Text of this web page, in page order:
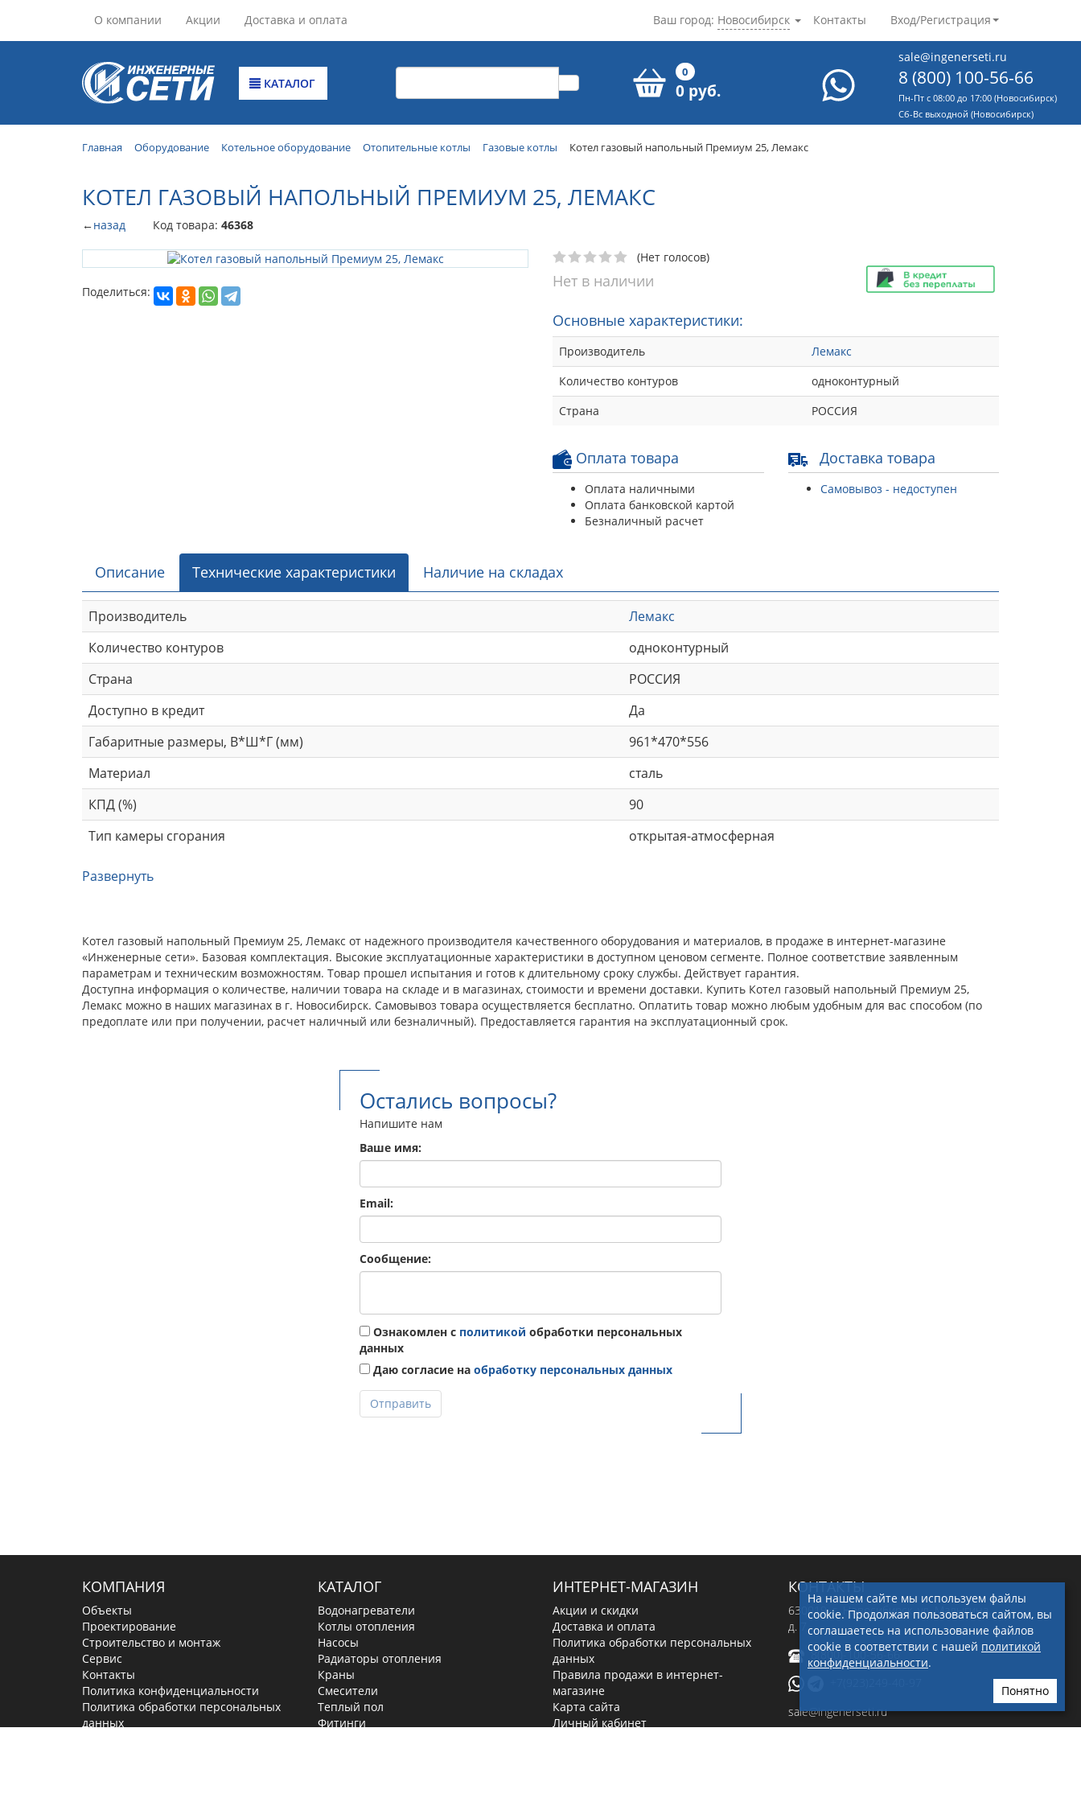
О компании Акции Доставка и оплата Контакты Вход/Регистрация
Ваш город: Новосибирск
КАТАЛОГ
0
0 руб.
sale@ingenerseti.ru
8 (800) 100-56-66
Пн-Пт с 08:00 до 17:00 (Новосибирск)
Cб-Вс выходной (Новосибирск)
Главная Оборудование Котельное оборудование Отопительные котлы Газовые котлы Котел газовый напольный Премиум 25, Лемакс
КОТЕЛ ГАЗОВЫЙ НАПОЛЬНЫЙ ПРЕМИУМ 25, ЛЕМАКС
←назад Код товара: 46368
Поделиться:
(Нет голосов)
Нет в наличии
Основные характеристики:
Производитель
Лемакс
Количество контуров
одноконтурный
Страна
РОССИЯ
Оплата товара
Оплата наличными
Оплата банковской картой
Безналичный расчет
Доставка товара
Самовывоз - недоступен
Описание Технические характеристики Наличие на складах
Производитель
Лемакс
Количество контуров
одноконтурный
Страна
РОССИЯ
Доступно в кредит
Да
Габаритные размеры, В*Ш*Г (мм)
961*470*556
Материал
сталь
КПД (%)
90
Тип камеры сгорания
открытая-атмосферная
Развернуть
Котел газовый напольный Премиум 25, Лемакс от надежного производителя качественного оборудования и материалов, в продаже в интернет-магазине
«Инженерные сети». Базовая комплектация. Высокие эксплуатационные характеристики в доступном ценовом сегменте. Полное соответствие заявленным
параметрам и техническим возможностям. Товар прошел испытания и готов к длительному сроку службы. Действует гарантия.
Доступна информация о количестве, наличии товара на складе и в магазинах, стоимости и времени доставки. Купить Котел газовый напольный Премиум 25,
Лемакс можно в наших магазинах в г. Новосибирск. Самовывоз товара осуществляется бесплатно. Оплатить товар можно любым удобным для вас способом (по
предоплате или при получении, расчет наличный или безналичный). Предоставляется гарантия на эксплуатационный срок.
Остались вопросы?
Напишите нам
Ваше имя:
Email:
Сообщение:
Ознакомлен с политикой обработки персональных
данных
Даю согласие на обработку персональных данных
Отправить
КОМПАНИЯ
Объекты
Проектирование
Строительство и монтаж
Сервис
Контакты
Политика конфиденциальности
Политика обработки персональных
данных
КАТАЛОГ
Водонагреватели
Котлы отопления
Насосы
Радиаторы отопления
Краны
Смесители
Теплый пол
Фитинги
ИНТЕРНЕТ-МАГАЗИН
Акции и скидки
Доставка и оплата
Политика обработки персональных
данных
Правила продажи в интернет-
магазине
Карта сайта
Личный кабинет
КОНТАКТЫ
630019, г. Новосибирск ,ул. Малыгина,
д. 7
8(800)-100-56-66
sale@ingenerseti.ru
На нашем сайте мы используем файлы
cookie. Продолжая пользоваться сайтом, вы
соглашаетесь на использование файлов
cookie в соответствии с нашей политикой
конфиденциальности.
Понятно